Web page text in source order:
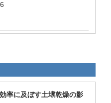
率に及ぼす土壌乾燥の影